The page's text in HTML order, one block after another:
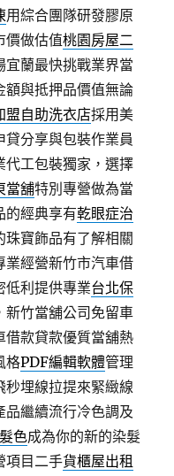
用綜合團隊研發膠原
價做估值桃園房屋二
宜蘭最快挑戰業界當
額與抵押品價值無論
盟自助洗衣店採用美
貸分享與包裝作業員
代工包裝獨家，選擇
當舖特別專營做為當
的經典享有乾眼症治
寶飾品有了解相關
業經營新竹市汽車借
低利提供專業台北保
新竹當舖公司免留車
借款貸款優質當舖熱
格PDF編輯軟體管理
埋線拉提來緊緻線
品繼續流行冷色調及
色成為你的新的染髮
項目二手貨櫃屋出租